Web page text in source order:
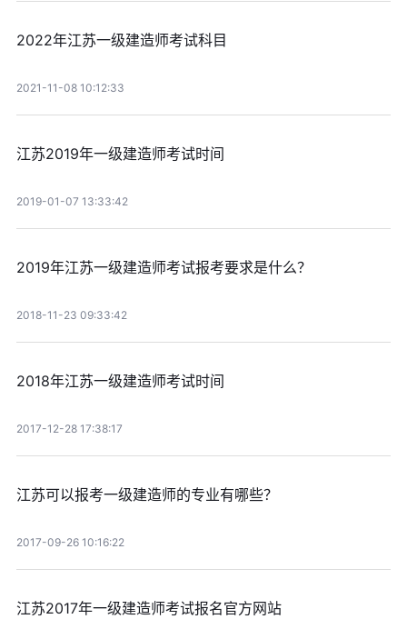
2022年江苏一级建造师考试科目
2021-11-08 10:12:33
江苏2019年一级建造师考试时间
2019-01-07 13:33:42
2019年江苏一级建造师考试报考要求是什么？
2018-11-23 09:33:42
2018年江苏一级建造师考试时间
2017-12-28 17:38:17
江苏可以报考一级建造师的专业有哪些？
2017-09-26 10:16:22
江苏2017年一级建造师考试报名官方网站